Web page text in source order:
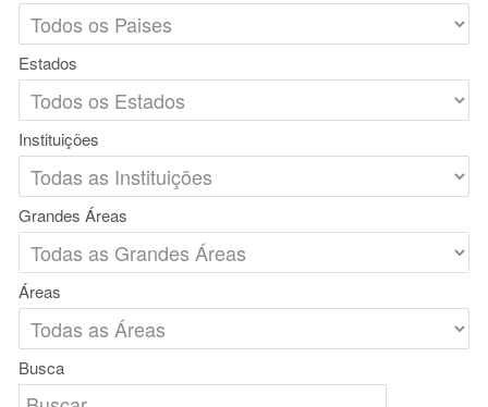
Estados
Instituições
Grandes Áreas
Áreas
Busca